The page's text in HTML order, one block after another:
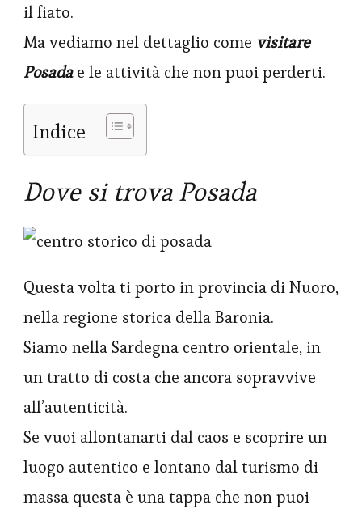
il fiato.
Ma vediamo nel dettaglio come visitare
Posadae le attività che non puoi perderti.
Indice
Dove si trova Posada
Questa volta ti porto in provincia di Nuoro,
nella regione storica della Baronia.
Siamo nella Sardegna centro orientale, in
un tratto di costa che ancora sopravvive
all’autenticità.
Se vuoi allontanarti dal caos e scoprire un
luogo autentico e lontano dal turismo di
massa questa è una tappa che non puoi